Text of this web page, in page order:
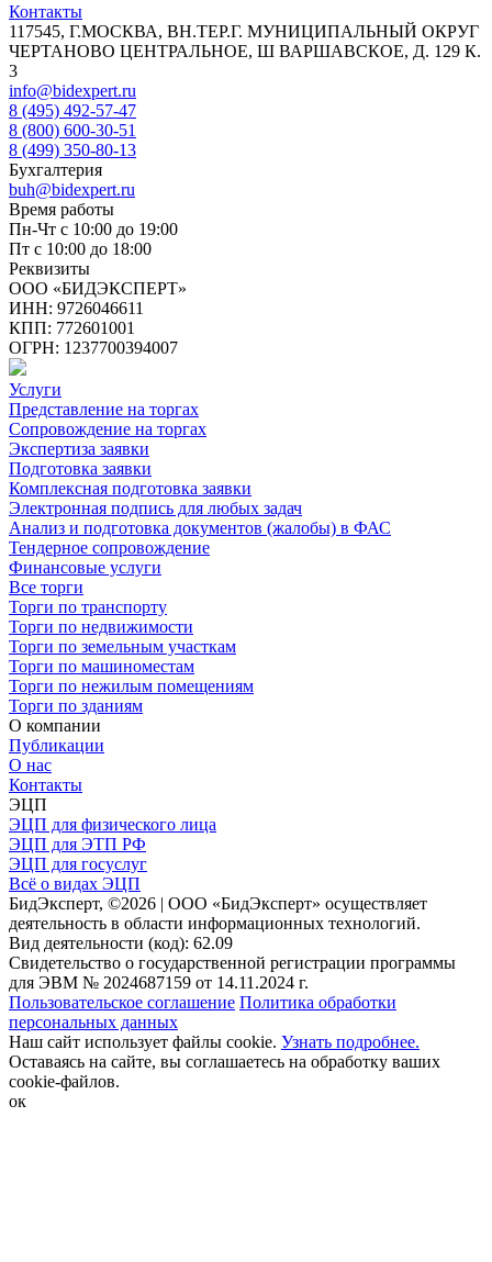
Контакты
117545, Г.МОСКВА, ВН.ТЕР.Г. МУНИЦИПАЛЬНЫЙ ОКРУГ
ЧЕРТАНОВО ЦЕНТРАЛЬНОЕ, Ш ВАРШАВСКОЕ, Д. 129 К.
3
info@bidexpert.ru
8 (495) 492-57-47
8 (800) 600-30-51
8 (499) 350-80-13
Бухгалтерия
buh@bidexpert.ru
Время работы
Пн-Чт с 10:00 до 19:00
Пт с 10:00 до 18:00
Реквизиты
ООО «БИДЭКСПЕРТ»
ИНН: 9726046611
КПП: 772601001
ОГРН: 1237700394007
Услуги
Представление на торгах
Сопровождение на торгах
Экспертиза заявки
Подготовка заявки
Комплексная подготовка заявки
Электронная подпись для любых задач
Анализ и подготовка документов (жалобы) в ФАС
Тендерное сопровождение
Финансовые услуги
Все торги
Торги по транспорту
Торги по недвижимости
Торги по земельным участкам
Торги по машиноместам
Торги по нежилым помещениям
Торги по зданиям
О компании
Публикации
О нас
Контакты
ЭЦП
ЭЦП для физического лица
ЭЦП для ЭТП РФ
ЭЦП для госуслуг
Всё о видах ЭЦП
БидЭксперт, ©2026 | ООО «БидЭксперт» осуществляет
деятельность в области информационных технологий.
Вид деятельности (код): 62.09
Свидетельство о государственной регистрации программы
для ЭВМ № 2024687159 от 14.11.2024 г.
Пользовательское соглашение Политика обработки
персональных данных
Наш сайт использует файлы cookie. Узнать подробнее.
Оставаясь на сайте, вы соглашаетесь на обработку ваших
cookie-файлов.
ок